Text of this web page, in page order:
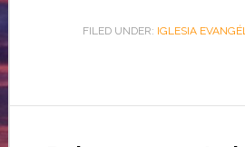
FILED UNDER: IGLESIA